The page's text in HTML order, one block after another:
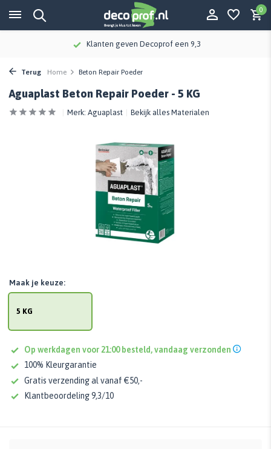
0
Klanten geven Decoprof een 9,3
Terug Home Beton Repair Poeder
Aguaplast Beton Repair Poeder - 5 KG
Merk: Aguaplast Bekijk alles Materialen
5 KG
Maak je keuze:
Op werkdagen voor 21:00 besteld, vandaag verzonden
100% Kleurgarantie
Gratis verzending al vanaf €50,-
Klantbeoordeling 9,3/10